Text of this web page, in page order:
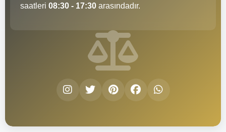
saatleri 08:30 - 17:30 arasındadır.